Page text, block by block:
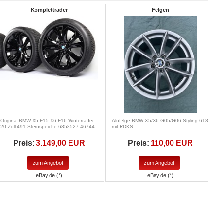
Kompletträder
Original BMW X5 F15 X6 F16 Winterräder
20 Zoll 491 Sternspeiche 6858527 46744
Preis: 3.149,00 EUR
zum Angebot
eBay.de (*)
Felgen
Alufelge BMW X5/X6 G05/G06 Styling 618
mit RDKS
Preis: 110,00 EUR
zum Angebot
eBay.de (*)